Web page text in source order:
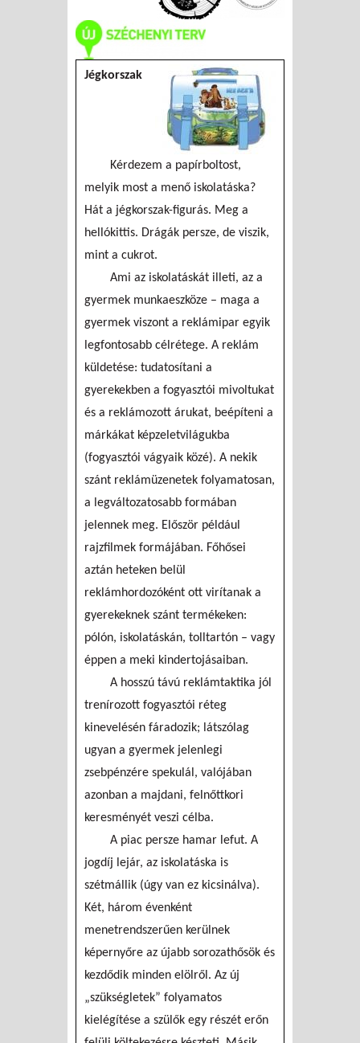
Jégkorszak
Kérdezem a papírboltost,
melyik most a menő iskolatáska?
Hát a jégkorszak-figurás. Meg a
hellókittis. Drágák persze, de viszik,
mint a cukrot.
Ami az iskolatáskát illeti, az a
gyermek munkaeszköze – maga a
gyermek viszont a reklámipar egyik
legfontosabb célrétege. A reklám
küldetése: tudatosítani a
gyerekekben a fogyasztói mivoltukat
és a reklámozott árukat, beépíteni a
márkákat képzeletvilágukba
(fogyasztói vágyaik közé). A nekik
szánt reklámüzenetek folyamatosan,
a legváltozatosabb formában
jelennek meg. Először például
rajzfilmek formájában. Főhősei
aztán heteken belül
reklámhordozóként ott virítanak a
gyerekeknek szánt termékeken:
pólón, iskolatáskán, tolltartón – vagy
éppen a meki kindertojásaiban.
A hosszú távú reklámtaktika jól
trenírozott fogyasztói réteg
kinevelésén fáradozik; látszólag
ugyan a gyermek jelenlegi
zsebpénzére spekulál, valójában
azonban a majdani, felnőttkori
keresményét veszi célba.
A piac persze hamar lefut. A
jogdíj lejár, az iskolatáska is
szétmállik (úgy van ez kicsinálva).
Két, három évenként
menetrendszerűen kerülnek
képernyőre az újabb sorozathősök és
kezdődik minden elölről. Az új
„szükségletek” folyamatos
kielégítése a szülők egy részét erőn